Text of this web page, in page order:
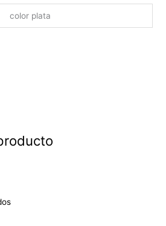
color plata